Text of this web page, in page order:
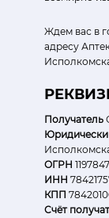
Ждем вас в
адресу
Получатель
ОГРН
ИНН
КПП
Счёт